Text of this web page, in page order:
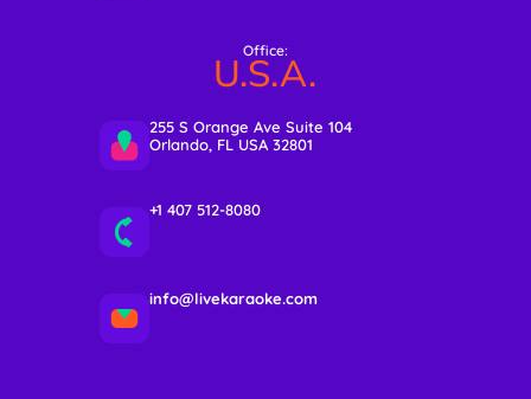
Office:
U.S.A.
255 S Orange Ave Suite 104
Orlando, FL USA 32801
+1 407 512-8080
info@livekaraoke.com